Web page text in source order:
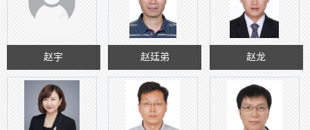
赵宇 赵廷弟 赵龙